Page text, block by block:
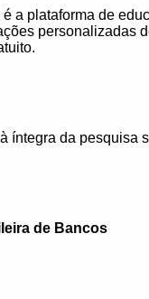
a plataforma de
personalizadas
íntegra da pesquisa
de Bancos